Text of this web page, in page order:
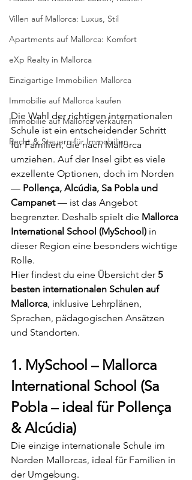
Villen auf Mallorca: Luxus, Stil
Apartments auf Mallorca: Komfort
eXp Realty in Mallorca
Einzigartige Immobilien Mallorca
Immobilie auf Mallorca kaufen
Immobilie auf Mallorca verkaufen
Recht & Steuern für Immobilien
Die Wahl der richtigen internationalen
Schule ist ein entscheidender Schritt
für Familien, die nach Mallorca
umziehen. Auf der Insel gibt es viele
exzellente Optionen, doch im Norden
— Pollença, Alcúdia, Sa Pobla und
Campanet — ist das Angebot
begrenzter. Deshalb spielt die Mallorca
International School (MySchool) in
dieser Region eine besonders wichtige
Rolle.
Hier findest du eine Übersicht der 5
besten internationalen Schulen auf
Mallorca, inklusive Lehrplänen,
Sprachen, pädagogischen Ansätzen
und Standorten.
1. MySchool – Mallorca
International School (Sa
Pobla – ideal für Pollença
& Alcúdia)
Die einzige internationale Schule im
Norden Mallorcas, ideal für Familien in
der Umgebung.